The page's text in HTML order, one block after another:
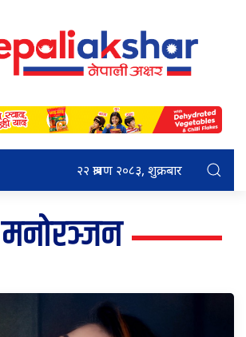
२२ श्रावण २०८३, शुक्रबार
मनोरञ्जन